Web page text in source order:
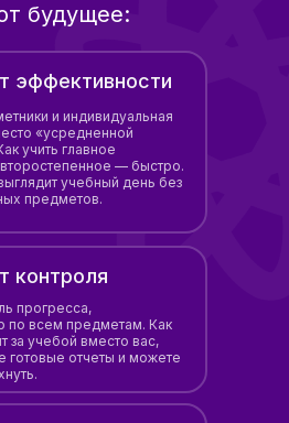
будущее:
контроля
прогресса,
по всем предметам. Как
за учебой вместо вас,
готовые отчеты и можете
и индивидуальная
«усредненной
учить главное
— быстро.
учебный день без
предметов.
эффективности